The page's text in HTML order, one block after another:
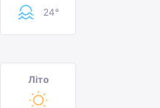
24°
Літо